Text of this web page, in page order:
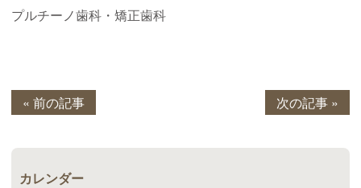
プルチーノ歯科・矯正歯科
« 前の記事 次の記事 »
カレンダー